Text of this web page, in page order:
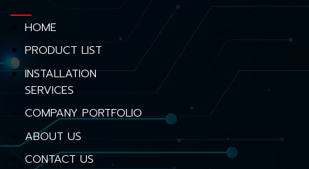
HOME
PRODUCT LIST
INSTALLATION
SERVICES
COMPANY PORTFOLIO
ABOUT US
CONTACT US